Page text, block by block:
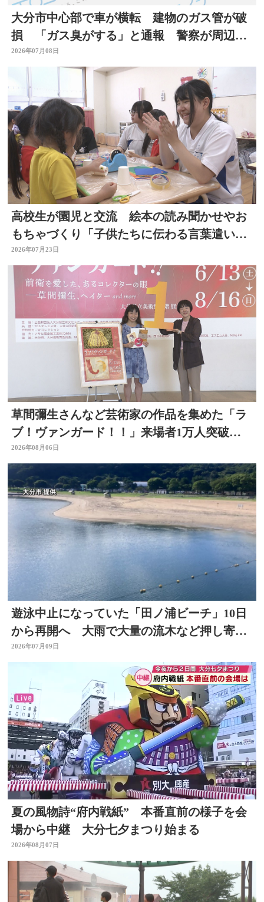
大分市中心部で車が横転 建物のガス管が破
損 「ガス臭がする」と通報 警察が周辺で
一時交通規制
2026年07月08日
高校生が園児と交流 絵本の読み聞かせやお
もちゃづくり「子供たちに伝わる言葉遣いが
大切と思った」大分
2026年07月23日
草間彌生さんなど芸術家の作品を集めた「ラ
ブ！ヴァンガード！！」来場者1万人突破
大分県立美術館
2026年08月06日
遊泳中止になっていた「田ノ浦ビーチ」10日
から再開へ 大雨で大量の流木など押し寄せ
る 大分
2026年07月09日
夏の風物詩“府内戦紙” 本番直前の様子を会
場から中継 大分七夕まつり始まる
2026年08月07日